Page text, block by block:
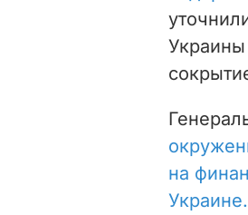
Украины
на
Украине.